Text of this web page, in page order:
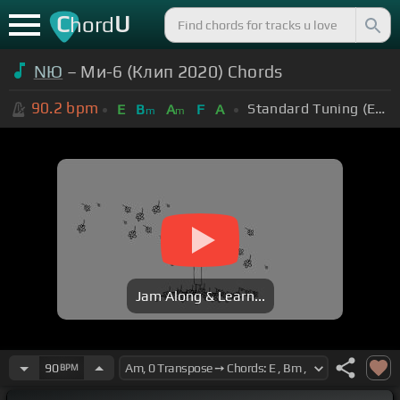
ChordU
NЮ – Ми-6 (Клип 2020) Chords
90.2 bpm E Bm Am F A Standard Tuning (EADGBE)
Jam Along & Learn...
90BPM